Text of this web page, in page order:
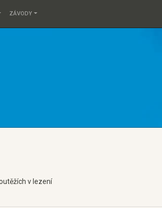
ZÁVODY
v lezení